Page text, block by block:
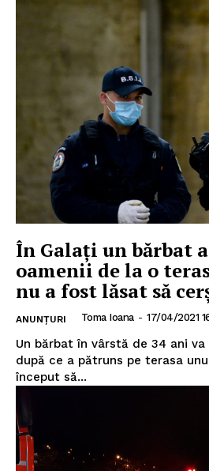
În Galați un bărbat
oamenii de la o
nu a fost lăsat să
ANUNȚURI Toma Ioana - 17/04/2021
Un bărbat în vârstă de 34 ani va
după ce a pătruns pe terasa
început să...